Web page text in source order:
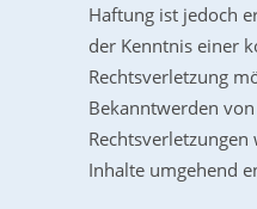
Haftung ist jedoch
der Kenntnis einer
Rechtsverletzung
Bekanntwerden
Inhalte umgehend